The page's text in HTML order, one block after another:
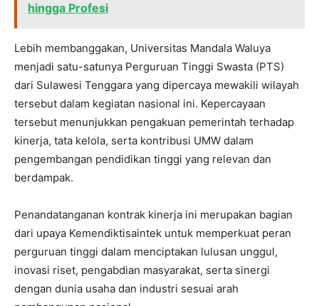
hingga Profesi
Lebih membanggakan, Universitas Mandala Waluya
menjadi satu-satunya Perguruan Tinggi Swasta (PTS)
dari Sulawesi Tenggara yang dipercaya mewakili wilayah
tersebut dalam kegiatan nasional ini. Kepercayaan
tersebut menunjukkan pengakuan pemerintah terhadap
kinerja, tata kelola, serta kontribusi UMW dalam
pengembangan pendidikan tinggi yang relevan dan
berdampak.
Penandatanganan kontrak kinerja ini merupakan bagian
dari upaya Kemendiktisaintek untuk memperkuat peran
perguruan tinggi dalam menciptakan lulusan unggul,
inovasi riset, pengabdian masyarakat, serta sinergi
dengan dunia usaha dan industri sesuai arah